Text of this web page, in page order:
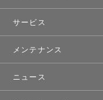
サービス
メンテナンス
ニュース